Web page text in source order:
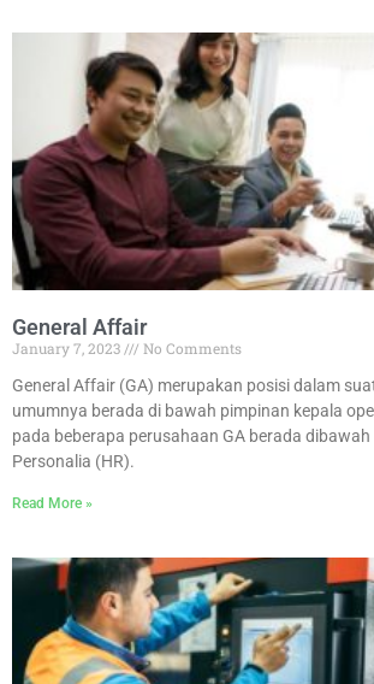
General Affair
January 7, 2023
No Comments
General Affair (GA) merupakan posisi dalam
umumnya berada di bawah pimpinan kepala
pada beberapa perusahaan GA berada dibawah
Personalia (HR).
Read More »